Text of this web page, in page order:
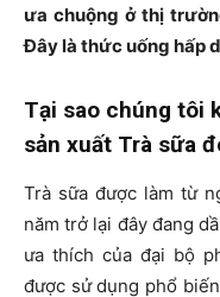
ưa chuộng ở thị
Đây là thức uống hấp
Tại sao chúng tôi
sản xuất Trà sữa
Trà sữa được làm từ
năm trở lại đây đang
ưa thích của đại bộ
được sử dụng phổ